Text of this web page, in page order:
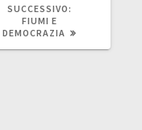
SUCCESSIVO:
FIUMI E
DEMOCRAZIA